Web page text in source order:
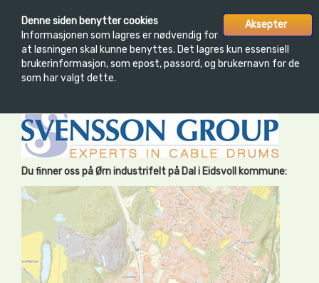
Toggle
navigation
INFORMASJON LOGG INN
Aksepter
Denne siden benytter cookies
Informasjonen som lagres er nødvendig for
at løsningen skal kunne benyttes. Det lagres kun essensiell
brukerinformasjon, som epost, passord, og brukernavn for de
som har valgt dette.
Kontaktinformasjon
Du finner oss på Ørn industrifelt på Dal i Eidsvoll kommune: